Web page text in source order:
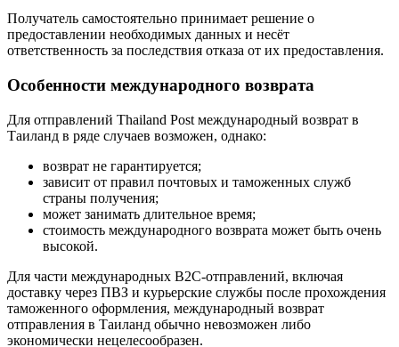
Получатель самостоятельно принимает решение о
предоставлении необходимых данных и несёт
ответственность за последствия отказа от их предоставления.
Особенности международного возврата
Для отправлений Thailand Post международный возврат в
Таиланд в ряде случаев возможен, однако:
возврат не гарантируется;
зависит от правил почтовых и таможенных служб
страны получения;
может занимать длительное время;
стоимость международного возврата может быть очень
высокой.
Для части международных B2C-отправлений, включая
доставку через ПВЗ и курьерские службы после прохождения
таможенного оформления, международный возврат
отправления в Таиланд обычно невозможен либо
экономически нецелесообразен.